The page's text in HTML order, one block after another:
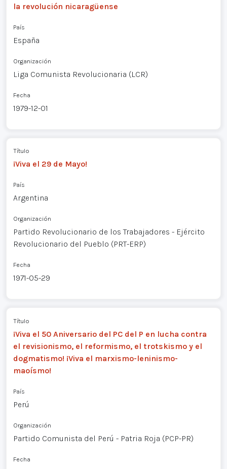
la revolución nicaragüense
País
España
Organización
Liga Comunista Revolucionaria (LCR)
Fecha
1979-12-01
Título
¡Viva el 29 de Mayo!
País
Argentina
Organización
Partido Revolucionario de los Trabajadores - Ejército
Revolucionario del Pueblo (PRT-ERP)
Fecha
1971-05-29
Título
¡Viva el 50 Aniversario del PC del P en lucha contra
el revisionismo, el reformismo, el trotskismo y el
dogmatismo! ¡Viva el marxismo-leninismo-
maoísmo!
País
Perú
Organización
Partido Comunista del Perú - Patria Roja (PCP-PR)
Fecha